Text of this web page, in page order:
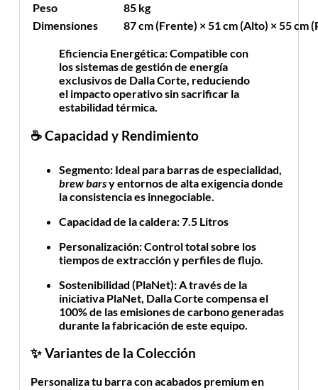
Peso
85 kg
Dimensiones
87 cm (Frente) × 51 cm (Alto) × 55 cm
Eficiencia Energética:Compatible con
los sistemas de gestión de energía
exclusivos de Dalla Corte, reduciendo
el impacto operativo sin sacrificar la
estabilidad térmica.
☕ Capacidad y Rendimiento
Segmento:Ideal para barras de especialidad,
brew barsy entornos de alta exigencia donde
la consistencia es innegociable.
Capacidad de la caldera: 7.5 Litros
Personalización:Control total sobre los
tiempos de extracción y perfiles de flujo.
Sostenibilidad (PlaNet):A través de la
iniciativa PlaNet, Dalla Corte compensa el
100% de las emisiones de carbono generadas
durante la fabricación de este equipo.
✨ Variantes de la Colección
Personaliza tu barra con acabados premium en